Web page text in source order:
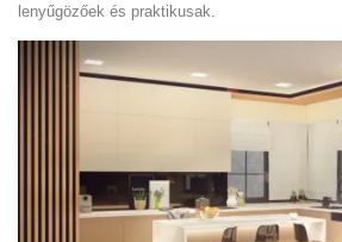
lenyűgözőek és praktikusak.